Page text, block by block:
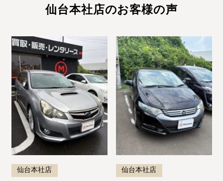
仙台本社店のお客様の声
仙台本社店 仙台本社店